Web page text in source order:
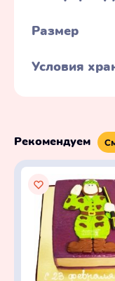
Размер
Условия
Рекомендуем